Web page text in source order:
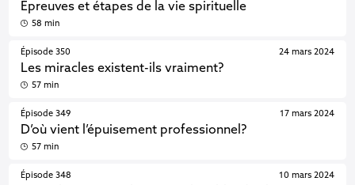
Épreuves et étapes de la vie spirituelle
58 min
Épisode 350
Les miracles existent-ils vraiment?
24 mars 2024
57 min
Épisode 349
D’où vient l’épuisement professionnel?
17 mars 2024
57 min
Épisode 348 10 mars 2024